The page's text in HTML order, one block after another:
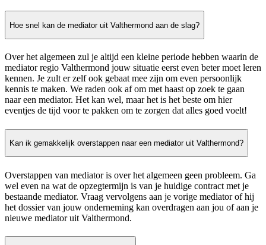
Hoe snel kan de mediator uit Valthermond aan de slag?
Over het algemeen zul je altijd een kleine periode hebben waarin de
mediator regio Valthermond jouw situatie eerst even beter moet leren
kennen. Je zult er zelf ook gebaat mee zijn om even persoonlijk
kennis te maken. We raden ook af om met haast op zoek te gaan
naar een mediator. Het kan wel, maar het is het beste om hier
eventjes de tijd voor te pakken om te zorgen dat alles goed voelt!
Kan ik gemakkelijk overstappen naar een mediator uit Valthermond?
Overstappen van mediator is over het algemeen geen probleem. Ga
wel even na wat de opzegtermijn is van je huidige contract met je
bestaande mediator. Vraag vervolgens aan je vorige mediator of hij
het dossier van jouw onderneming kan overdragen aan jou of aan je
nieuwe mediator uit Valthermond.